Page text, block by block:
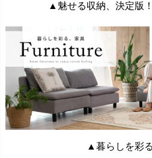
▲魅せる収納、決定版
▲暮らしを彩